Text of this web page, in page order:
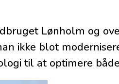
Lønholm og
ikke blot
til at optimere